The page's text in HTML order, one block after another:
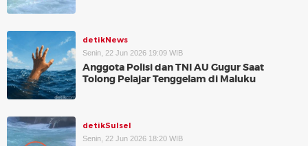
detikNews
Senin, 22 Jun 2026 19:09 WIB
Anggota Polisi dan TNI AU Gugur Saat
Tolong Pelajar Tenggelam di Maluku
detikSulsel
Senin, 22 Jun 2026 18:20 WIB